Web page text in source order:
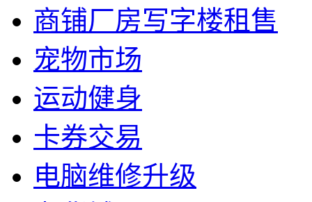
商铺厂房写字楼租售
宠物市场
运动健身
卡券交易
电脑维修升级